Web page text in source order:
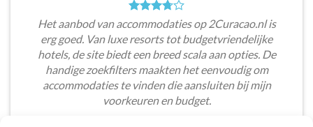
Het aanbod van accommodaties op 2Curacao.nl is
erg goed. Van luxe resorts tot budgetvriendelijke
hotels, de site biedt een breed scala aan opties. De
handige zoekfilters maakten het eenvoudig om
accommodaties te vinden die aansluiten bij mijn
voorkeuren en budget.